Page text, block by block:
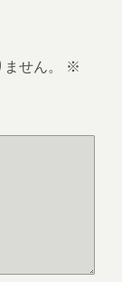
せん。
※